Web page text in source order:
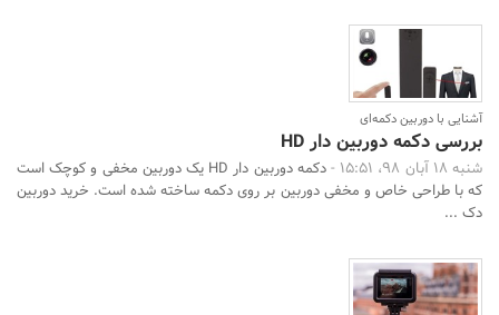
آشنایی با دوربین دکمه‌ای
بررسی دکمه دوربین دار HD
شنبه 18 آبان 98، 15:51 -
دکمه دوربین دار HD یک دوربین مخفی و کوچک است
که با طراحی خاص و مخفی دوربین بر روی دکمه ساخته شده است. خرید دوربین
دک ...